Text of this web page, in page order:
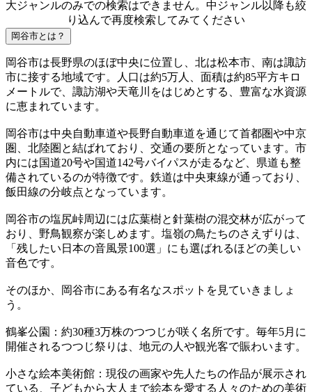
大ジャンルのみでの検索はできません。中ジャンル以降も絞
り込んで再度検索してみてください
岡谷市とは？
岡谷市は長野県のほぼ中央に位置し、北は松本市、南は諏訪
市に接する地域です。人口は約5万人、面積は約85平方キロ
メートルで、諏訪湖や天竜川をはじめとする、豊富な水資源
に恵まれています。
岡谷市は中央自動車道や長野自動車道を通じて首都圏や中京
圏、北陸圏と結ばれており、交通の要所となっています。市
内には国道20号や国道142号バイパスが走るなど、県道も整
備されているのが特徴です。鉄道は中央東線が通っており、
飯田線の分岐点となっています。
岡谷市の塩尻峠周辺には広葉樹と針葉樹の混交林が広がって
おり、野鳥観察が楽しめます。塩嶺の鳥たちのさえずりは、
「残したい日本の音風景100選」にも選ばれるほどの美しい
音色です。
そのほか、岡谷市にある有名なスポットを見ていきましょ
う。
鶴峯公園：約30種3万株のつつじが咲く名所です。毎年5月に
開催されるつつじ祭りは、地元の人や観光客で賑わいます。
小さな絵本美術館：現役の画家や先人たちの作品が展示され
ている、子どもから大人まで絵本を愛する人々のための美術